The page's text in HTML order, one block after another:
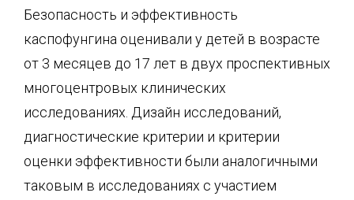
Безопасность и эффективность
каспофунгина оценивали у детей в возрасте
от 3 месяцев до 17 лет в двух проспективных
многоцентровых клинических
исследованиях. Дизайн исследований,
диагностические критерии и критерии
оценки эффективности были аналогичными
таковым в исследованиях с участием